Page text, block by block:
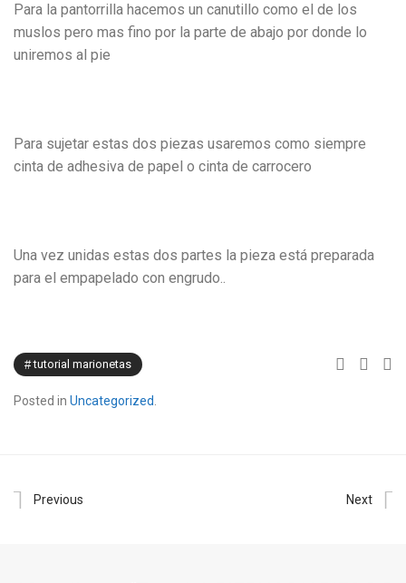
Para la pantorrilla hacemos un canutillo como el de los
muslos pero mas fino por la parte de abajo por donde lo
uniremos al pie
Para sujetar estas dos piezas usaremos como siempre
cinta de adhesiva de papel o cinta de carrocero
Una vez unidas estas dos partes la pieza está preparada
para el empapelado con engrudo..
tutorial marionetas
Posted in Uncategorized
Previous Next